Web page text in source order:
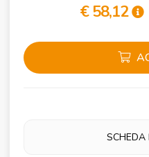
€ 58,12